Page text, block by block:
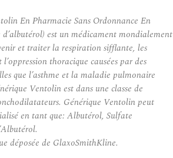
En Pharmacie Sans Ordonnance En
est un médicament mondialement
et traiter la respiration sifflante, les
thoracique causées par des
que l’asthme et la maladie pulmonaire
Ventolin est dans une classe de
Générique Ventolin peut
en tant que: Albutérol, Sulfate
déposée de GlaxoSmithKline.